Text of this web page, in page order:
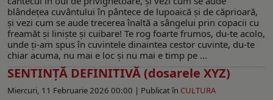
blândeţea cuvântului în pântece de lupoaică şi de căprioară,
şi vezi cum se aude trecerea înaltă a sângelui prin copacii cu
freamăt şi linişte şi cuibare! Te rog foarte frumos, du-te acolo,
unde ţi-am spus în cuvintele dinaintea cestor cuvinte, du-te
chiar acuma, nu mai e loc şi nu mai e timp pe ...
SENTINȚĂ DEFINITIVĂ (dosarele XYZ)
Miercuri, 11 Februarie 2026 00:00 | Publicat în CULTURA